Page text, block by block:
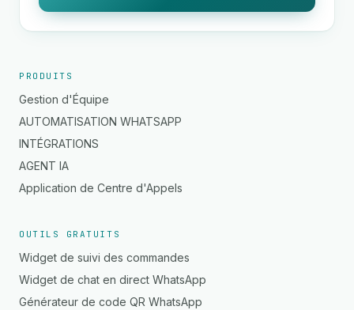
PRODUITS
Gestion d'Équipe
AUTOMATISATION WHATSAPP
INTÉGRATIONS
AGENT IA
Application de Centre d'Appels
OUTILS GRATUITS
Widget de suivi des commandes
Widget de chat en direct WhatsApp
Générateur de code QR WhatsApp